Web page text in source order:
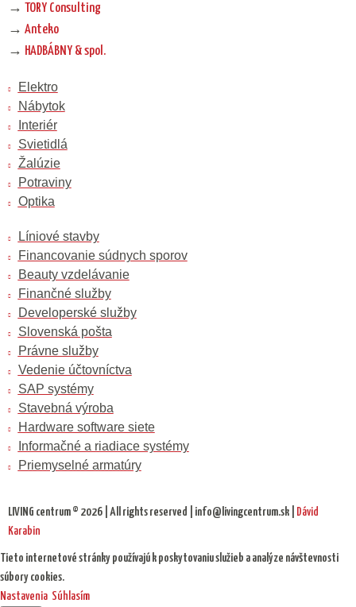
→ TORY Consulting
→ Anteko
→ HADBÁBNY & spol.
Elektro
Nábytok
Interiér
Svietidlá
Žalúzie
Potraviny
Optika
Líniové stavby
Financovanie súdnych sporov
Beauty vzdelávanie
Finančné služby
Developerské služby
Slovenská pošta
Právne služby
Vedenie účtovníctva
SAP systémy
Stavebná výroba
Hardware software siete
Informačné a riadiace systémy
Priemyselné armatúry
LIVING centrum © 2026 | All rights reserved | info@livingcentrum.sk |
Dávid
Karabin
Tieto internetové stránky používajú k poskytovaniu služieb a analýze návštevnosti
súbory cookies.
Nastavenia Súhlasím